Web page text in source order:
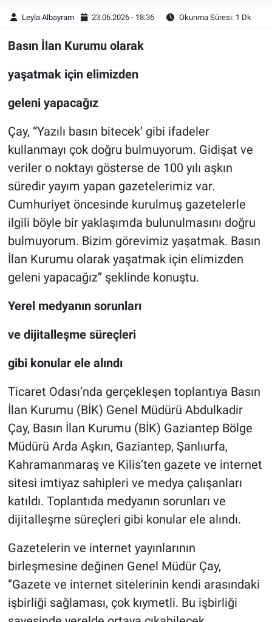
Leyla Albayram 23.06.2026 - 18:36 Okunma Süresi: 1 Dk
Basın İlan Kurumu olarak
yaşatmak için elimizden
geleni yapacağız
Çay, “Yazılı basın bitecek’ gibi ifadeler
kullanmayı çok doğru bulmuyorum. Gidişat ve
veriler o noktayı gösterse de 100 yılı aşkın
süredir yayım yapan gazetelerimiz var.
Cumhuriyet öncesinde kurulmuş gazetelerle
ilgili böyle bir yaklaşımda bulunulmasını doğru
bulmuyorum. Bizim görevimiz yaşatmak. Basın
İlan Kurumu olarak yaşatmak için elimizden
geleni yapacağız’’ şeklinde konuştu.
Yerel medyanın sorunları
ve dijitalleşme süreçleri
gibi konular ele alındı
Ticaret Odası’nda gerçekleşen toplantıya Basın
İlan Kurumu (BİK) Genel Müdürü Abdulkadir
Çay, Basın İlan Kurumu (BİK) Gaziantep Bölge
Müdürü Arda Aşkın, Gaziantep, Şanlıurfa,
Kahramanmaraş ve Kilis’ten gazete ve internet
sitesi imtiyaz sahipleri ve medya çalışanları
katıldı. Toplantıda medyanın sorunları ve
dijitalleşme süreçleri gibi konular ele alındı.
Gazetelerin ve internet yayınlarının
birleşmesine değinen Genel Müdür Çay,
‘’Gazete ve internet sitelerinin kendi arasındaki
işbirliği sağlaması, çok kıymetli. Bu işbirliği